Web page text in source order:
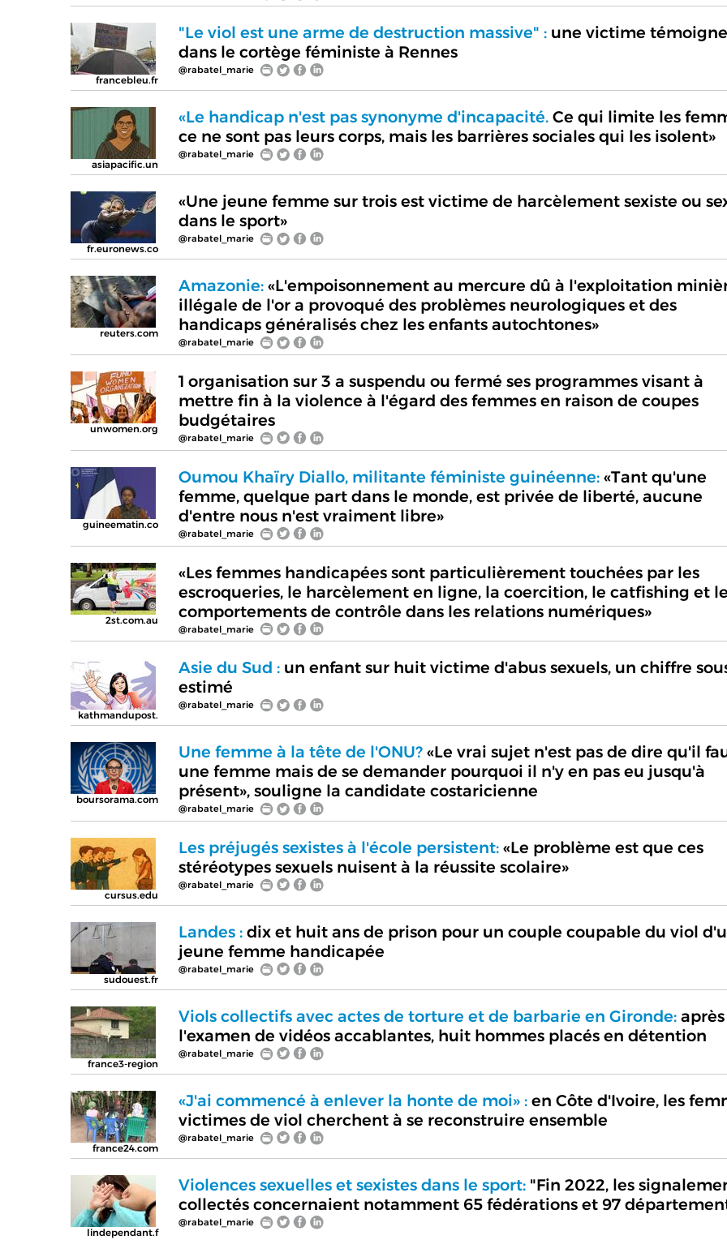
francebleu.fr
"Le viol est une arme de destruction massive" :une victime témoigne
dans le cortège féministe à Rennes
@rabatel_marie
asiapacific.un
«Le handicap n'est pas synonyme d'incapacité.Ce qui limite les
ce ne sont pas leurs corps, mais les barrières sociales qui les isolent»
@rabatel_marie
fr.euronews.co
«Une jeune femme sur trois est victime de harcèlement sexiste ou
dans le sport»
@rabatel_marie
reuters.com
Amazonie:«L'empoisonnement au mercure dû à l'exploitation
illégale de l'or a provoqué des problèmes neurologiques et des
handicaps généralisés chez les enfants autochtones»
@rabatel_marie
unwomen.org
1 organisation sur 3 a suspendu ou fermé ses programmes visant à
mettre fin à la violence à l'égard des femmes en raison de coupes
budgétaires
@rabatel_marie
guineematin.co
Oumou Khaïry Diallo, militante féministe guinéenne:«Tant qu'une
femme, quelque part dans le monde, est privée de liberté, aucune
d'entre nous n'est vraiment libre»
@rabatel_marie
2st.com.au
«Les femmes handicapées sont particulièrement touchées par les
escroqueries, le harcèlement en ligne, la coercition, le catfishing et
comportements de contrôle dans les relations numériques»
@rabatel_marie
kathmandupost.
Asie du Sud :un enfant sur huit victime d'abus sexuels, un chiffre
estimé
@rabatel_marie
boursorama.com
Une femme à la tête de l'ONU?«Le vrai sujet n'est pas de dire qu'il
une femme mais de se demander pourquoi il n'y en pas eu jusqu'à
présent», souligne la candidate costaricienne
@rabatel_marie
cursus.edu
Les préjugés sexistes à l'école persistent:«Le problème est que ces
stéréotypes sexuels nuisent à la réussite scolaire»
@rabatel_marie
sudouest.fr
Landes :dix et huit ans de prison pour un couple coupable du viol
jeune femme handicapée
@rabatel_marie
france3-region
Viols collectifs avec actes de torture et de barbarie en Gironde:après
l'examen de vidéos accablantes, huit hommes placés en détention
@rabatel_marie
france24.com
«J'ai commencé à enlever la honte de moi» :en Côte d'Ivoire, les
victimes de viol cherchent à se reconstruire ensemble
@rabatel_marie
lindependant.f
Violences sexuelles et sexistes dans le sport:"Fin 2022, les
collectés concernaient notamment 65 fédérations et 97
@rabatel_marie